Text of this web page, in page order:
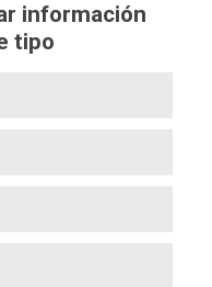
información
tipo